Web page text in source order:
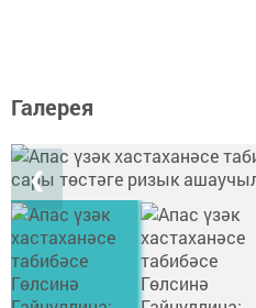
Галерея
❮